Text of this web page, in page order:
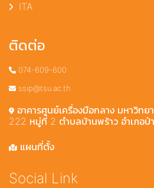
ITA
ติดต่อ
074-609-600
ssip@tsu.ac.th
อาคารศูนย์เครื่องมือกลาง มหาวิ
222 หมู่ที่ 2 ตำบลบ้านพร้าว อำเภอ
แผนที่ตั้ง
Social Link